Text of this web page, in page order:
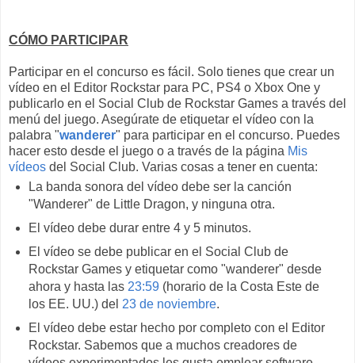
CÓMO PARTICIPAR
Participar en el concurso es fácil. Solo tienes que crear un
vídeo en el Editor Rockstar para PC, PS4 o Xbox One y
publicarlo en el Social Club de Rockstar Games a través del
menú del juego. Asegúrate de etiquetar el vídeo con la
palabra "wanderer" para participar en el concurso. Puedes
hacer esto desde el juego o a través de la página Mis
vídeos del Social Club. Varias cosas a tener en cuenta:
La banda sonora del vídeo debe ser la canción
"Wanderer" de Little Dragon, y ninguna otra.
El vídeo debe durar entre 4 y 5 minutos.
El vídeo se debe publicar en el Social Club de
Rockstar Games y etiquetar como "wanderer" desde
ahora y hasta las 23:59(horario de la Costa Este de
los EE. UU.) del 23 de noviembre.
El vídeo debe estar hecho por completo con el Editor
Rockstar. Sabemos que a muchos creadores de